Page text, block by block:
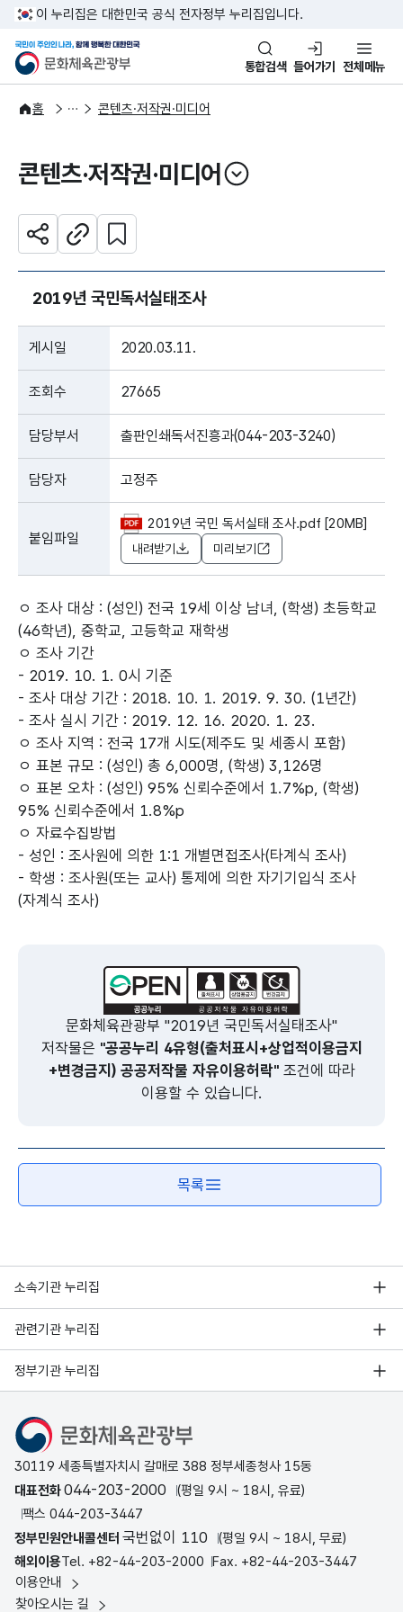
본문 바로가기
주메뉴 바로가기
이 누리집은 대한민국 공식 전자정부 누리집입니다.
문화체육관광부
국민이 주인인 나라, 함께 행복
통합검색 들어가기 전체메뉴
홈
주요정책
분야별 정책 콘텐츠·저작권·미디어
콘텐츠·저작권·미디어
열기
공유하기주소복사
관심 콘텐츠 설정하기
2019년 국민독서실태조사
게시일 2020.03.11.
조회수 27665
담당부서 출판인쇄독서진흥과(044-203-3240)
담당자 고정주
붙임파일
2019년 국민 독서실태 조사.pdf [20MB]
내려받기 미리보기
ㅇ 조사 대상 : (성인) 전국 19세 이상 남녀, (학생) 초등학교
(46학년), 중학교, 고등학교 재학생
ㅇ 조사 기간
- 2019. 10. 1. 0시 기준
- 조사 대상 기간 : 2018. 10. 1. 2019. 9. 30. (1년간)
- 조사 실시 기간 : 2019. 12. 16. 2020. 1. 23.
ㅇ 조사 지역 : 전국 17개 시도(제주도 및 세종시 포함)
ㅇ 표본 규모 : (성인) 총 6,000명, (학생) 3,126명
ㅇ 표본 오차 : (성인) 95% 신뢰수준에서 1.7%p, (학생)
95% 신뢰수준에서 1.8%p
ㅇ 자료수집방법
- 성인 : 조사원에 의한 1:1 개별면접조사(타계식 조사)
- 학생 : 조사원(또는 교사) 통제에 의한 자기기입식 조사
(자계식 조사)
문화체육관광부 "2019년 국민독서실태조사"
저작물은 "공공누리 4유형(출처표시+상업적이용금지
+변경금지) 공공저작물 자유이용허락"조건에 따라
이용할 수 있습니다.
목록
소속기관 누리집
관련기관 누리집
정부기관 누리집
문화체육관광부
30119 세종특별자치시 갈매로 388 정부세종청사 15동
대표전화044-203-2000
(평일 9시 ~ 18시, 유료)
팩스 044-203-3447
정부민원안내콜센터 국번없이 110
(평일 9시 ~ 18시, 무료)
해외이용Tel. +82-44-203-2000 Fax. +82-44-203-3447
이용안내
찾아오시는 길